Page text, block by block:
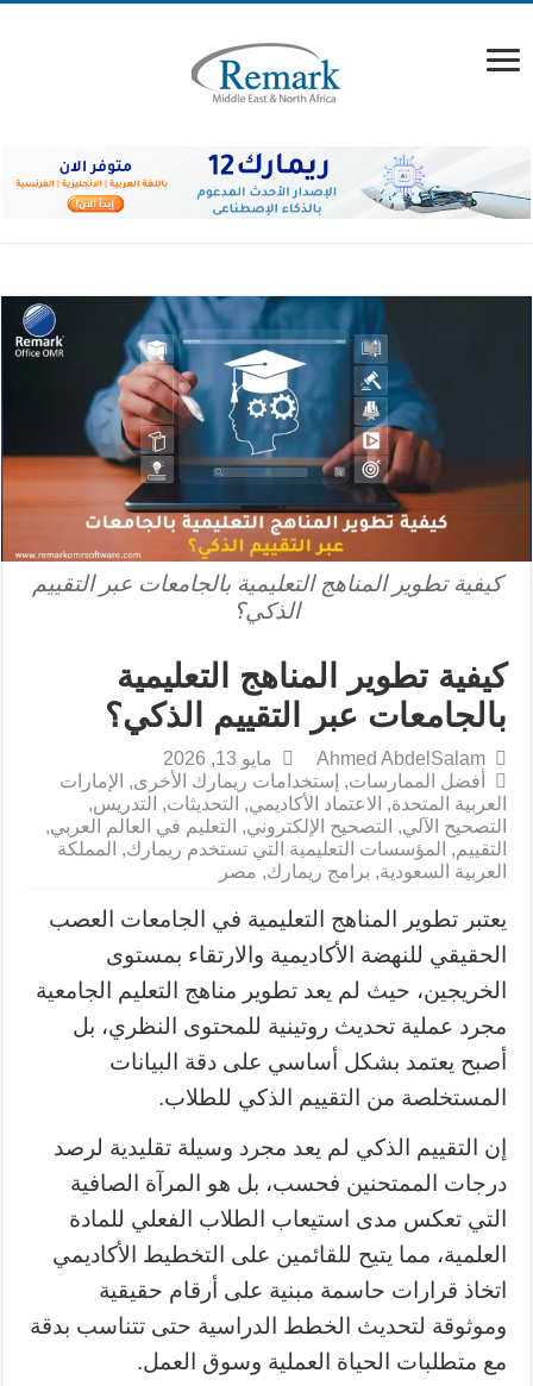
كيفية تطوير المناهج التعليمية بالجامعات عبر التقييم
الذكي؟
كيفية تطوير المناهج التعليمية
بالجامعات عبر التقييم الذكي؟
Ahmed AbdelSalam
مايو 13, 2026
أفضل الممارسات, إستخدامات ريمارك الأخرى, الإمارات
العربية المتحدة, الاعتماد الأكاديمي, التحديثات, التدريس,
التصحيح الآلي, التصحيح الإلكتروني, التعليم في العالم العربي,
التقييم, المؤسسات التعليمية التي تستخدم ريمارك, المملكة
العربية السعودية, برامج ريمارك, مصر
يعتبر تطوير المناهج التعليمية في الجامعات العصب
الحقيقي للنهضة الأكاديمية والارتقاء بمستوى
الخريجين، حيث لم يعد تطوير مناهج التعليم الجامعية
مجرد عملية تحديث روتينية للمحتوى النظري، بل
أصبح يعتمد بشكل أساسي على دقة البيانات
المستخلصة من التقييم الذكي للطلاب.
إن التقييم الذكي لم يعد مجرد وسيلة تقليدية لرصد
درجات الممتحنين فحسب، بل هو المرآة الصافية
التي تعكس مدى استيعاب الطلاب الفعلي للمادة
العلمية، مما يتيح للقائمين على التخطيط الأكاديمي
اتخاذ قرارات حاسمة مبنية على أرقام حقيقية
وموثوقة لتحديث الخطط الدراسية حتى تتناسب بدقة
مع متطلبات الحياة العملية وسوق العمل.